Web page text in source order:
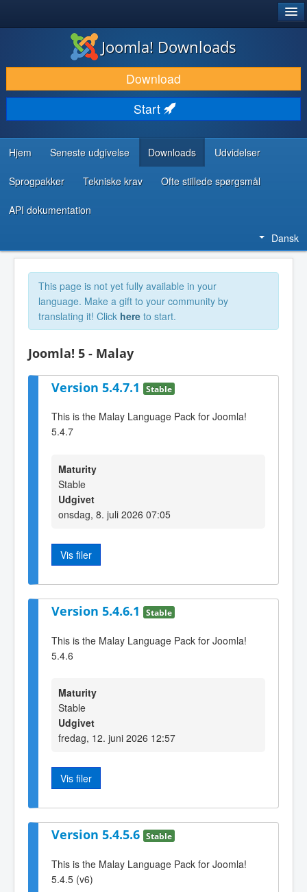
DOWNLOAD & UDVID
OPDAG & LÆR
FÆLLESSKABET & SUPPORT
UDVIKLERRESSOURCER
Joomla! Downloads
Download
Start
Hjem Seneste udgivelse Downloads Udvidelser
Sprogpakker Tekniske krav Ofte stillede spørgsmål
API dokumentation
Dansk
This page is not yet fully available in your
language. Make a gift to your community by
translating it! Click here to start.
Joomla! 5 - Malay
Version 5.4.7.1 Stable
This is the Malay Language Pack for Joomla!
5.4.7
Maturity
Stable
Udgivet
onsdag, 8. juli 2026 07:05
Vis filer
Version 5.4.6.1 Stable
This is the Malay Language Pack for Joomla!
5.4.6
Maturity
Stable
Udgivet
fredag, 12. juni 2026 12:57
Vis filer
Version 5.4.5.6 Stable
This is the Malay Language Pack for Joomla!
5.4.5 (v6)